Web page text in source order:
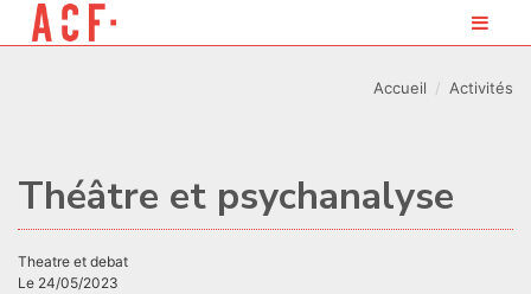
Accueil Activités
Théâtre et psychanalyse
theatre et debat
Le 24/05/2023